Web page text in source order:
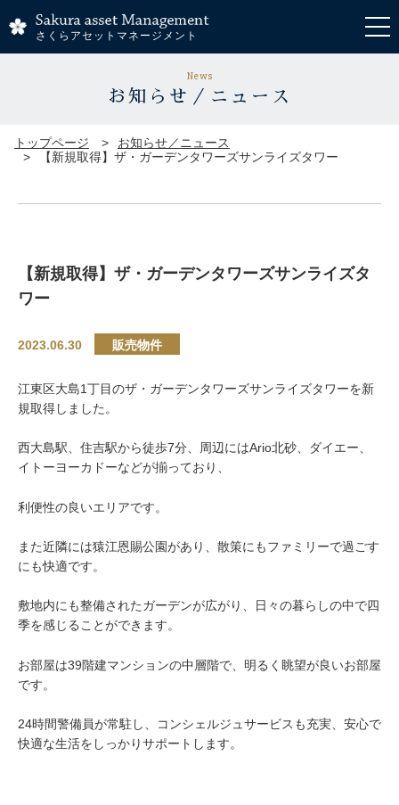
さくらアセットマネージメント
News
お知らせ／ニュース
トップページ
お知らせ／ニュース
【新規取得】ザ・ガーデンタワーズサンライズタワー
【新規取得】ザ・ガーデンタワーズサンライズタ
ワー
2023.06.30 販売物件
江東区大島1丁目のザ・ガーデンタワーズサンライズタワーを新
規取得しました。
西大島駅、住吉駅から徒歩7分、周辺にはArio北砂、ダイエー、
イトーヨーカドーなどが揃っており、
利便性の良いエリアです。
また近隣には猿江恩賜公園があり、散策にもファミリーで過ごす
にも快適です。
敷地内にも整備されたガーデンが広がり、日々の暮らしの中で四
季を感じることができます。
お部屋は39階建マンションの中層階で、明るく眺望が良いお部屋
です。
24時間警備員が常駐し、コンシェルジュサービスも充実、安心で
快適な生活をしっかりサポートします。